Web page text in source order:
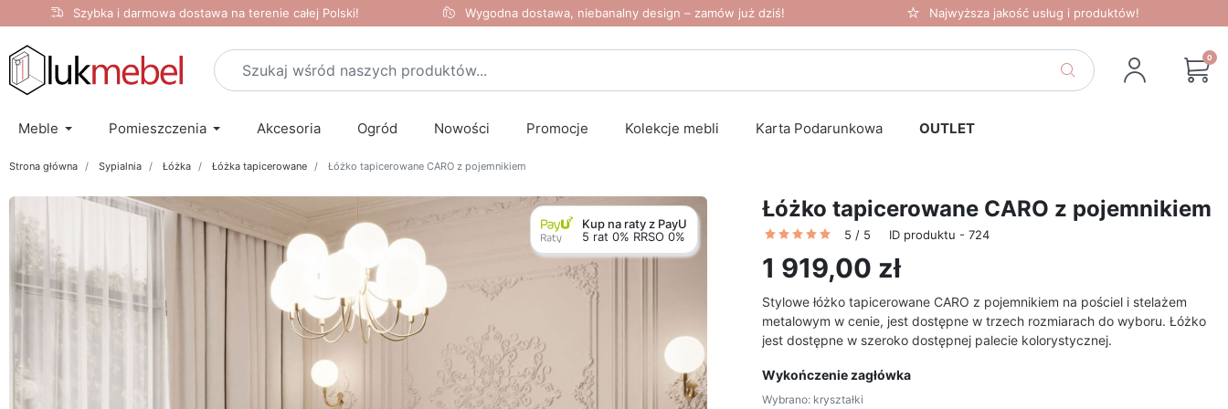
Szybka i darmowa dostawa na terenie całej Polski! Wygodna dostawa, niebanalny design – zamów już dziś! Najwyższa jakość usług i produktów!
0
Meble Pomieszczenia Akcesoria Ogród Nowości Promocje Kolekcje mebli Karta Podarunkowa OUTLET
Strona główna Sypialnia Łóżka Łóżka tapicerowane Łóżko tapicerowane CARO z pojemnikiem
Kup na raty z PayU
5 rat 0% RRSO 0%
Łóżko tapicerowane CARO z pojemnikiem
5 / 5 ID produktu - 724
1 919,00 zł
Stylowe łóżko tapicerowane CARO z pojemnikiem na pościel i stelażem
metalowym w cenie, jest dostępne w trzech rozmiarach do wyboru. Łóżko
jest dostępne w szeroko dostępnej palecie kolorystycznej.
Wykończenie zagłówka
Wybrano: kryształki